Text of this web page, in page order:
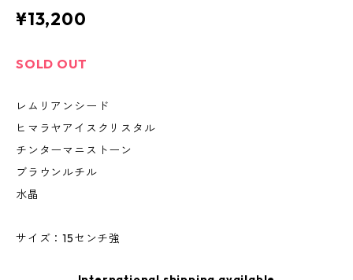
¥13,200
SOLD OUT
レムリアンシード
ヒマラヤアイスクリスタル
チンターマニストーン
ブラウンルチル
水晶
サイズ：15センチ強